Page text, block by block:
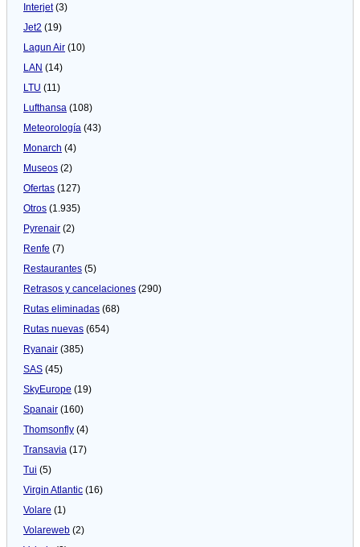
Interjet(3)
Jet2 (19)
Lagun Air (10)
LAN (14)
LTU (11)
Lufthansa (108)
Meteorologí­a (43)
Monarch (4)
Museos (2)
Ofertas (127)
Otros (1.935)
Pyrenair (2)
Renfe (7)
Restaurantes (5)
Retrasos y cancelaciones (290)
Rutas eliminadas (68)
Rutas nuevas (654)
Ryanair (385)
SAS (45)
SkyEurope (19)
Spanair (160)
Thomsonfly (4)
Transavia (17)
Tui (5)
Virgin Atlantic (16)
Volare (1)
Volareweb (2)